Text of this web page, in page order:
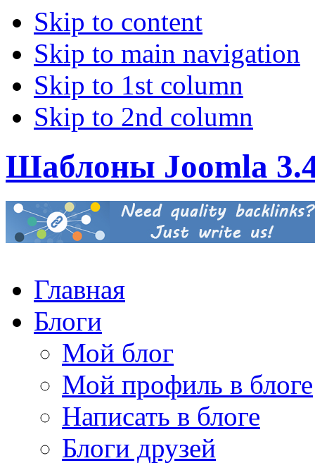
Skip to content
Skip to main navigation
Skip to 1st column
Skip to 2nd column
Шаблоны Joomla
Главная
Блоги
Мой блог
Мой профиль в блоге
Написать в блоге
Блоги друзей